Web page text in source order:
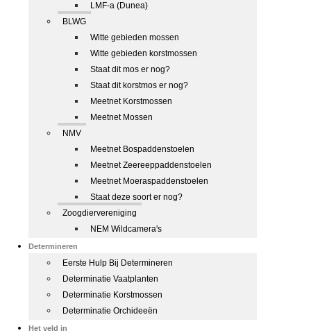
LMF-a (Dunea)
BLWG
Witte gebieden mossen
Witte gebieden korstmossen
Staat dit mos er nog?
Staat dit korstmos er nog?
Meetnet Korstmossen
Meetnet Mossen
NMV
Meetnet Bospaddenstoelen
Meetnet Zeereeppaddenstoelen
Meetnet Moeraspaddenstoelen
Staat deze soort er nog?
Zoogdiervereniging
NEM Wildcamera's
Determineren
Eerste Hulp Bij Determineren
Determinatie Vaatplanten
Determinatie Korstmossen
Determinatie Orchideeën
Het veld in